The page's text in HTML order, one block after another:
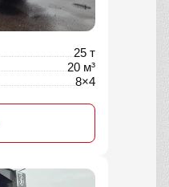
25 т
20 м³
8×4